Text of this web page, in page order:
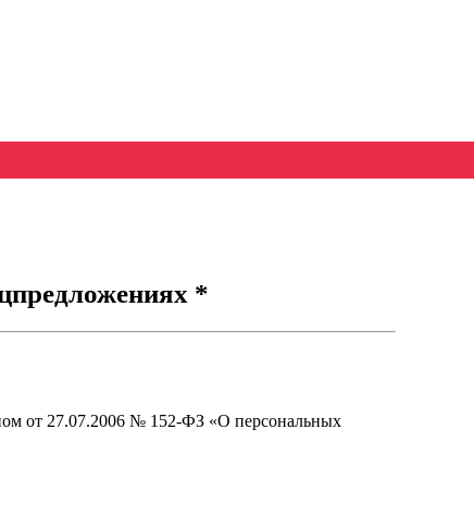
*
от 27.07.2006 № 152-ФЗ «О персональных